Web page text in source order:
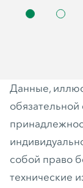
Данные,
обязательной
собой право
технические